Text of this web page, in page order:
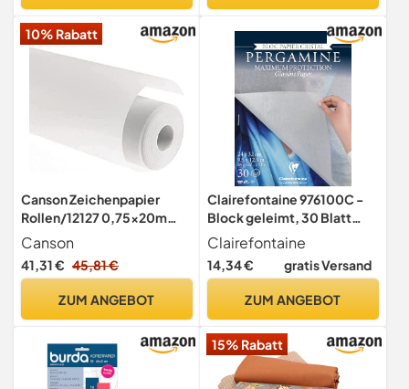
10% Rabatt
Canson Zeichenpapier
Rollen/12127 0,75x20m
Transparent 90/95g/qm
Canson
41,31 € 45,81 €
ZUM ANGEBOT
Clairefontaine 976100C -
Block geleimt, 30 Blatt
Pergaminpapier, DIN A4+
24x32cm, 45g, flexibel und
leicht transparent,
Clairefontaine
14,34 € gratis Versand
ZUM ANGEBOT
15% Rabatt